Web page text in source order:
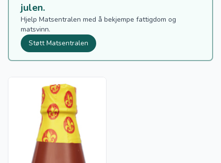
julen.
Hjelp Matsentralen med å bekjempe fattigdom og
matsvinn.
Støtt Matsentralen
Vis flere detaljer for produktet "Hot Sauce Orginal 177ml